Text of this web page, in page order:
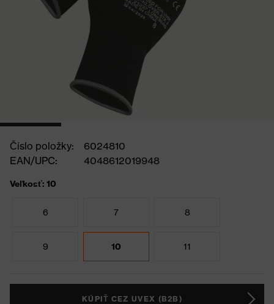
Číslo položky:
6024810
EAN/UPC:
4048612019948
Veľkosť: 10
6 7 8
9 10 11
KÚPIŤ CEZ UVEX (B2B)